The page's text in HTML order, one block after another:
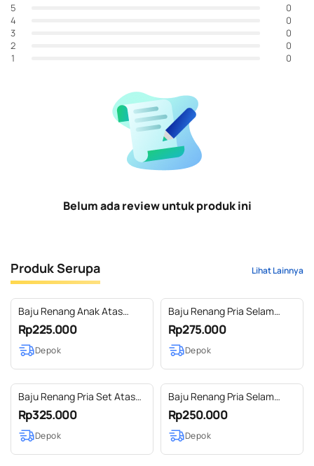
5
0
4
0
3
0
2
0
1
0
Belum ada review untuk produk ini
Produk Serupa Lihat Lainnya
Baju Renang Anak Atas
Bawah ( AB Anak )
Rp225.000
Depok
Baju Renang Pria Selam
Lengan Panjang ( DDS )
Rp275.000
Depok
Baju Renang Pria Set Atas
Bawah ( AB Dewasa )
Rp325.000
Depok
Baju Renang Pria Selam
Pendek
Rp250.000
Depok